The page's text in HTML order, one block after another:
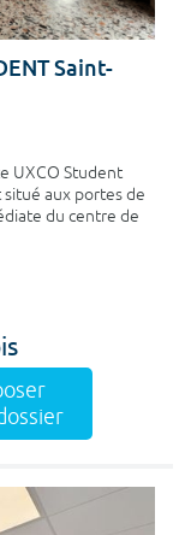
Saint-
UXCO Student
aux portes de
du centre de